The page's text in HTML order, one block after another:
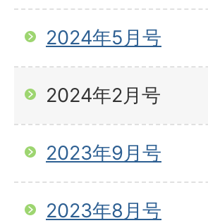
2024年5月号
2024年2月号
2023年9月号
2023年8月号